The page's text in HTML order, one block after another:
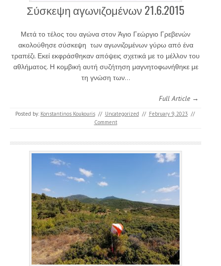
Σύσκεψη αγωνιζομένων 21.6.2015
Μετά το τέλος του αγώνα στον Άγιο Γεώργιο Γρεβενών
ακολούθησε σύσκεψη των αγωνιζομένων γύρω από ένα
τραπέζι. Εκεί εκφράσθηκαν απόψεις σχετικά με το μέλλον του
αθλήματος. Η κομβική αυτή συζήτηση μαγνητοφωνήθηκε με
τη γνώση των…
Full Article →
Posted by: Konstantinos Koukouris // Uncategorized // February 9, 2023 //
Comment